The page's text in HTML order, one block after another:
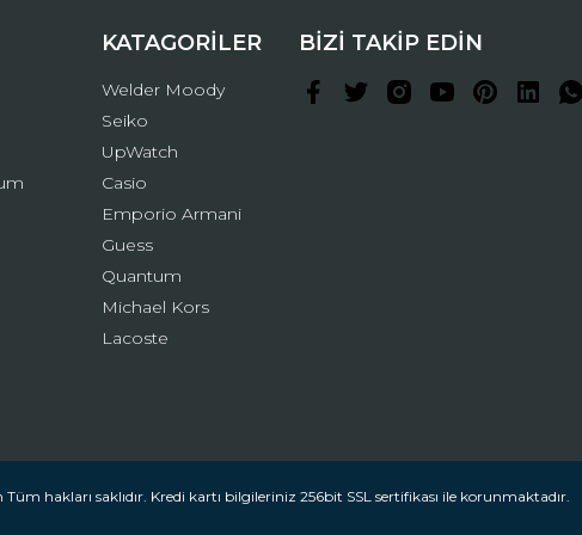
Gönder
KATAGORİLER
Welder Moody
Seiko
UpWatch
Casio
Emporio Armani
Guess
Quantum
Michael Kors
Lacoste
BİZİ TAKİP EDİN
hakları saklıdır. Kredi kartı bilgileriniz 256bit SSL sertifikası ile korunmaktadır.